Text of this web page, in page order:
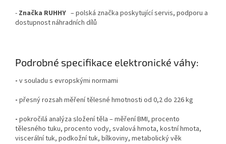
- Značka RUHHY – polská značka poskytující servis, podporu a
dostupnost náhradních dílů
Podrobné specifikace elektronické váhy:
- v souladu s evropskými normami
- přesný rozsah měření tělesné hmotnosti od 0,2 do 226 kg
- pokročilá analýza složení těla – měření BMI, procento
tělesného tuku, procento vody, svalová hmota, kostní hmota,
viscerální tuk, podkožní tuk, bílkoviny, metabolický věk